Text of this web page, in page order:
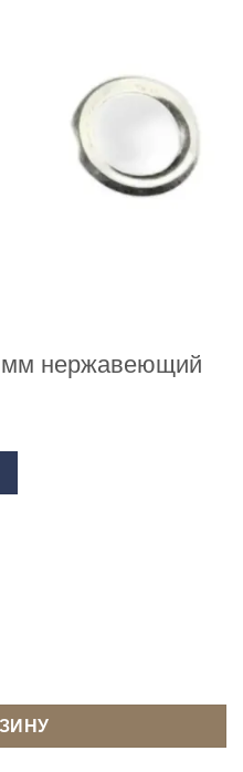
мм нержавеющий
сеточкой 6 мм нержавеющий